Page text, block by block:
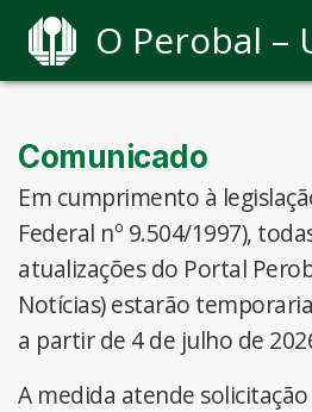
O Perobal –
Comunicado
Em cumprimento à
Federal nº 9.504/1997),
atualizações do Portal
Notícias) estarão
a partir de 4 de julho de
A medida atende